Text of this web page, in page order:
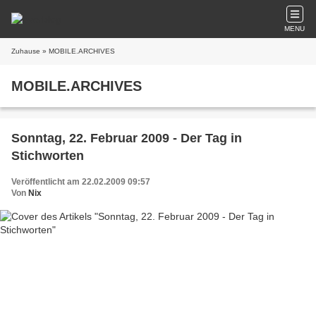
MENU
Zuhause » MOBILE.ARCHIVES
MOBILE.ARCHIVES
Sonntag, 22. Februar 2009 - Der Tag in
Stichworten
Veröffentlicht am 22.02.2009 09:57
Von Nix